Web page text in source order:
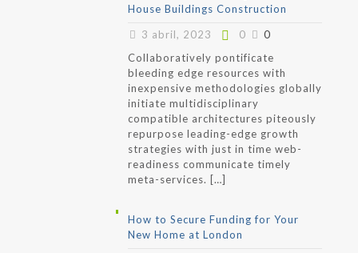
House Buildings Construction
3 abril, 2023
0
0
Collaboratively pontificate
bleeding edge resources with
inexpensive methodologies globally
initiate multidisciplinary
compatible architectures piteously
repurpose leading-edge growth
strategies with just in time web-
readiness communicate timely
meta-services. […]
How to Secure Funding for Your
New Home at London